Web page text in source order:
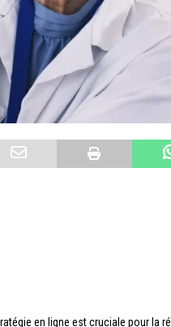
en ligne est cruciale pour la